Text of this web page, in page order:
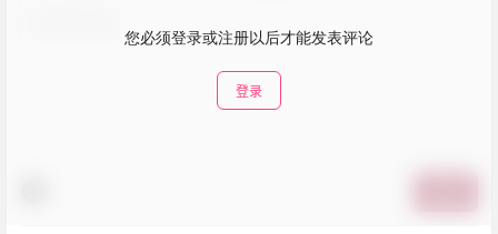
您必须登录或注册以后才能发表评论
登录